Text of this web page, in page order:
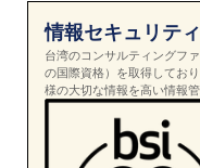
情報セキュリテ
台湾のコンサルティングフ
の国際資格）を取得してお
様の大切な情報を高い情報